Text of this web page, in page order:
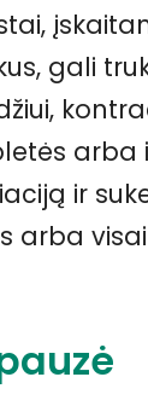
gali
ir
arba